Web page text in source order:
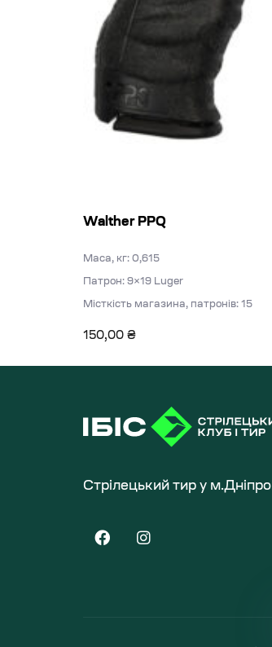
Walther PPQ
Маса, кг: 0,615
Патрон: 9×19 Luger
Місткість магазина, патронів: 15
150,00 ₴
Стрілецький тир у м.Дніпро